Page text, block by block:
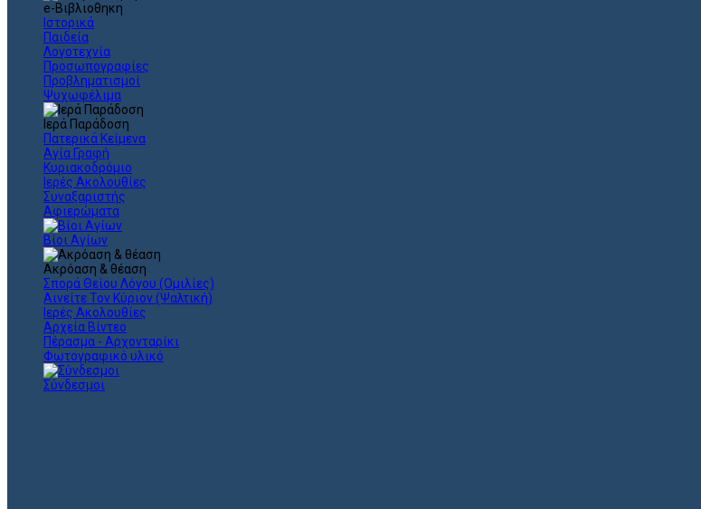
e-Βιβλιοθηκη
Ιστορικά
Παιδεία
Λογοτεχνία
Προσωπογραφίες
Προβληματισμοί
Ψυχωφέλιμα
Ιερά Παράδοση
Πατερικά Κείμενα
Αγία Γραφή
Κυριακοδρόμιο
Ιερές Ακολουθίες
Συναξαριστής
Αφιερώματα
Βίοι Αγίων
Ακρόαση & θέαση
Σπορά Θείου Λόγου (Ομιλίες)
Αινείτε Τον Κύριον (Ψαλτική)
Ιερές Ακολουθίες
Αρχεία Βίντεο
Πέρασμα - Αρχονταρίκι
Φωτογραφικό υλικό
Σύνδεσμοι